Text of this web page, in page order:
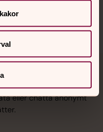
eller chatta anonymt